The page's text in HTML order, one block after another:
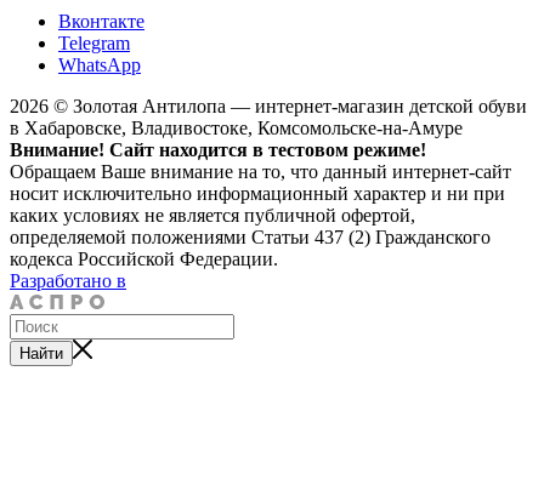
Вконтакте
Telegram
WhatsApp
2026 © Золотая Антилопа — интернет-магазин детской обуви
в Хабаровске, Владивостоке, Комсомольске-на-Амуре
Внимание! Сайт находится в тестовом режиме!
Обращаем Ваше внимание на то, что данный интернет-сайт
носит исключительно информационный характер и ни при
каких условиях не является публичной офертой,
определяемой положениями Статьи 437 (2) Гражданского
кодекса Российской Федерации.
Разработано в
Найти